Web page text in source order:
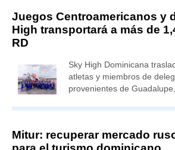
Juegos Centroamericanos y
High transportará a más de
RD
Sky High Dominicana
atletas y miembros de
provenientes de
Mitur: recuperar mercado